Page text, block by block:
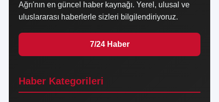
Ağrı'nın en güncel haber kaynağı. Yerel, ulusal ve
uluslararası haberlerle sizleri bilgilendiriyoruz.
7/24 Haber
Haber Kategorileri